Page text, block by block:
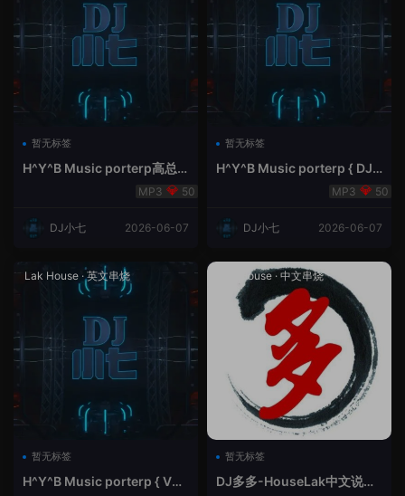
暂无标签
H^Y^B Music porterp高总
聆听 全英文Vina Lak House50
DJ小七 2026-06-07
暂无标签
H^Y^B Music porterp { DJ
小七&高总夜空中的风铃}
50
DJ小七 2026-06-07
Lak House ·英文串烧
暂无标签
H^Y^B Music porterp { V总
Lak House· 中文串烧
暂无标签
DJ多多-HouseLak中文说唱